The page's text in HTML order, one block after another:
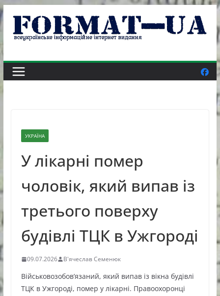
Skip
content
УКРАЇНА
У лікарні помер
чоловік, який випав із
третього поверху
будівлі ТЦК в Ужгороді
09.07.2026 В'ячеслав Семенюк
Військовозобов’язаний, який випав із вікна будівлі
ТЦК в Ужгороді, помер у лікарні. Правоохоронці